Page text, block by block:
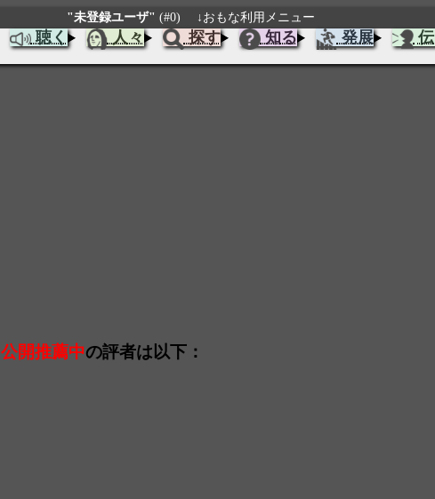
"未登録ユーザ" (#0) ↓おもな利用メニュー
聴く 人々 探す 知る 発展 伝
公開推薦中の評者は以下：